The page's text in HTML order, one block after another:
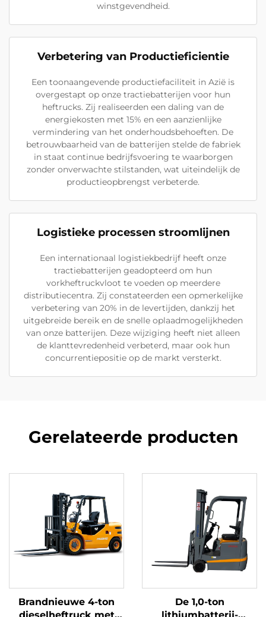
winstgevendheid.
Verbetering van Productieficientie
Een toonaangevende productiefaciliteit in Azië is
overgestapt op onze tractiebatterijen voor hun
heftrucks. Zij realiseerden een daling van de
energiekosten met 15% en een aanzienlijke
vermindering van het onderhoudsbehoeften. De
betrouwbaarheid van de batterijen stelde de fabriek
in staat continue bedrijfsvoering te waarborgen
zonder onverwachte stilstanden, wat uiteindelijk de
productieopbrengst verbeterde.
Logistieke processen stroomlijnen
Een internationaal logistiekbedrijf heeft onze
tractiebatterijen geadopteerd om hun
vorkheftruckvloot te voeden op meerdere
distributiecentra. Zij constateerden een opmerkelijke
verbetering van 20% in de levertijden, dankzij het
uitgebreide bereik en de snelle oplaadmogelijkheden
van onze batterijen. Deze wijziging heeft niet alleen
de klanttevredenheid verbeterd, maar ook hun
concurrentiepositie op de markt versterkt.
Gerelateerde producten
Brandnieuwe 4-ton
De 1,0-ton